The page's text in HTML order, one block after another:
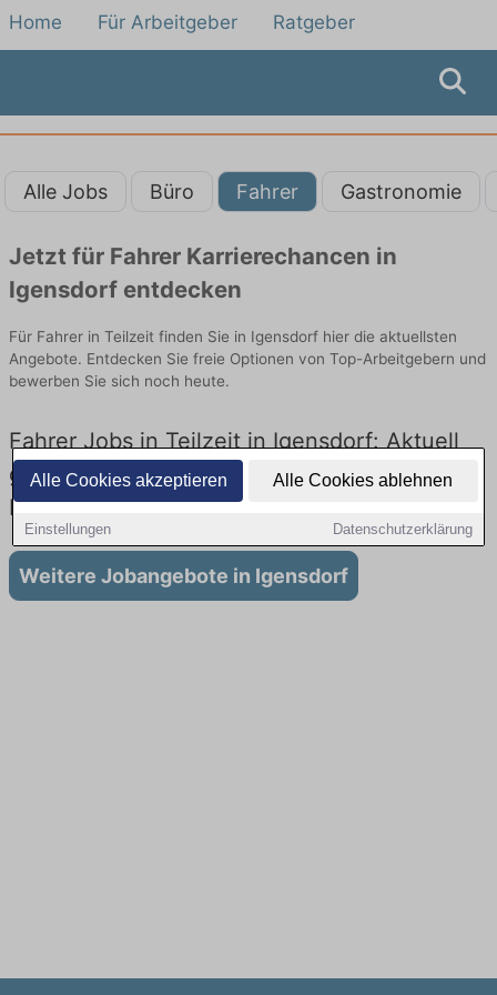
Alle Cookies akzeptieren Alle Cookies ablehnen
Einstellungen Datenschutzerklärung
Home Für Arbeitgeber Ratgeber
Alle Jobs Büro Fahrer Gastronomie
Jetzt für Fahrer Karrierechancen in
Igensdorf entdecken
Für Fahrer in Teilzeit finden Sie in Igensdorf hier die aktuellsten
Angebote. Entdecken Sie freie Optionen von Top-Arbeitgebern und
bewerben Sie sich noch heute.
Fahrer Jobs in Teilzeit in Igensdorf: Aktuell
gibt es keine Stellenangebote für Fahrer in
Igensdorf
Weitere Jobangebote in Igensdorf